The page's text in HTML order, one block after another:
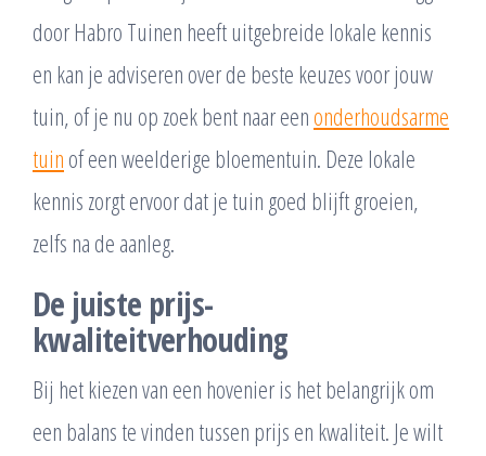
door Habro Tuinen heeft uitgebreide lokale kennis
en kan je adviseren over de beste keuzes voor jouw
tuin, of je nu op zoek bent naar eenonderhoudsarme
tuin of een weelderige bloementuin. Deze lokale
kennis zorgt ervoor dat je tuin goed blijft groeien,
zelfs na de aanleg.
De juiste prijs-
kwaliteitverhouding
Bij het kiezen van een hovenier is het belangrijk om
een balans te vinden tussen prijs en kwaliteit. Je wilt